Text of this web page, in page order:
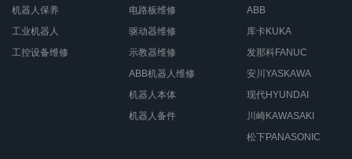
机器人保养
工业机器人
工控设备维修
电路板维修
驱动器维修
示教器维修
ABB机器人维修
机器人本体
机器人备件
ABB
库卡KUKA
发那科FANUC
安川YASKAWA
现代HYUNDAI
川崎KAWASAKI
松下PANASONIC